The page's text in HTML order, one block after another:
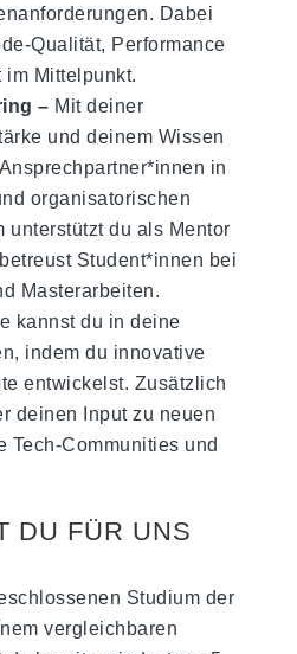
Dabei
Qualität, Performance
Mittelpunkt.
– Mit deiner
und deinem Wissen
in
organisatorischen
unterstützt du als Mentor
Student*innen bei
Masterarbeiten.
kannst du in deine
indem du innovative
entwickelst. Zusätzlich
deinen Input zu neuen
Tech-Communities und
DU FÜR UNS
Studium der
vergleichbaren